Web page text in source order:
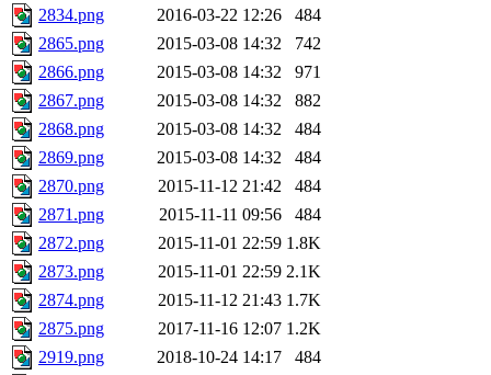
2834.png
2016-03-22 12:26
484
2865.png
2015-03-08 14:32
742
2866.png
2015-03-08 14:32
971
2867.png
2015-03-08 14:32
882
2868.png
2015-03-08 14:32
484
2869.png
2015-03-08 14:32
484
2870.png
2015-11-12 21:42
484
2871.png
2015-11-11 09:56
484
2872.png
2015-11-01 22:59 1.8K
2873.png
2015-11-01 22:59 2.1K
2874.png
2015-11-12 21:43 1.7K
2875.png
2017-11-16 12:07 1.2K
2919.png
2018-10-24 14:17
484